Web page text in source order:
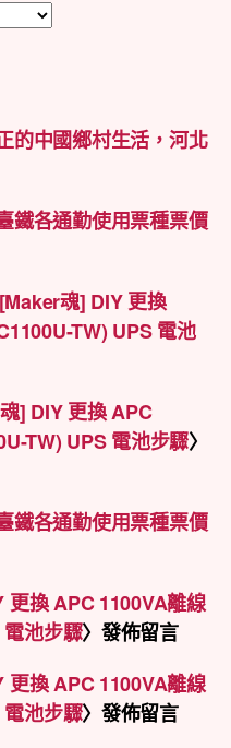
的中國鄉村生活，河北
鐵各通勤使用票種票價
魂] DIY 更換
TW) UPS 電池
] DIY 更換 APC
TW) UPS 電池步驟〉
鐵各通勤使用票種票價
更換 APC 1100VA離線
池步驟〉發佈留言
更換 APC 1100VA離線
池步驟〉發佈留言